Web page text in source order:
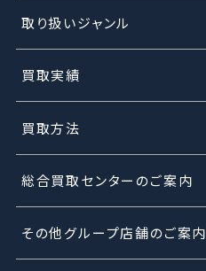
取り扱いジャンル
買取実績
買取方法
総合買取センターのご案内
その他グループ店舗のご案内